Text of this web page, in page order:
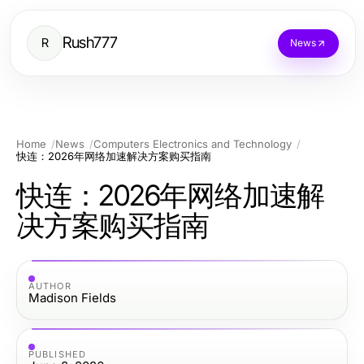
R Rush777 News
Home News
Computers Electronics and Technology
快连：2026年网络加速解决方案购买指南
快连：2026年网络加速解
决方案购买指南
AUTHOR
Madison Fields
PUBLISHED